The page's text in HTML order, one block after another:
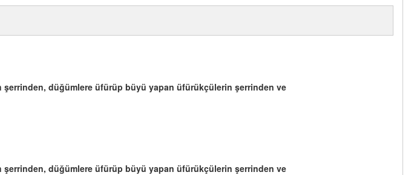
şerrinden, düğümlere üfürüp büyü yapan üfürükçülerin şerrinden ve
şerrinden, düğümlere üfürüp büyü yapan üfürükçülerin şerrinden ve